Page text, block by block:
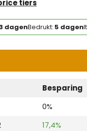
tiers
dagenBedrukt: 5 dagen
Besparing
0%
17,4%